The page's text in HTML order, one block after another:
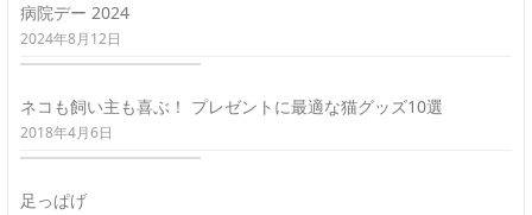
病院デー 2024
2024年8月12日
ネコも飼い主も喜ぶ！ プレゼントに最適な猫グッズ10選
2018年4月6日
足っぱげ